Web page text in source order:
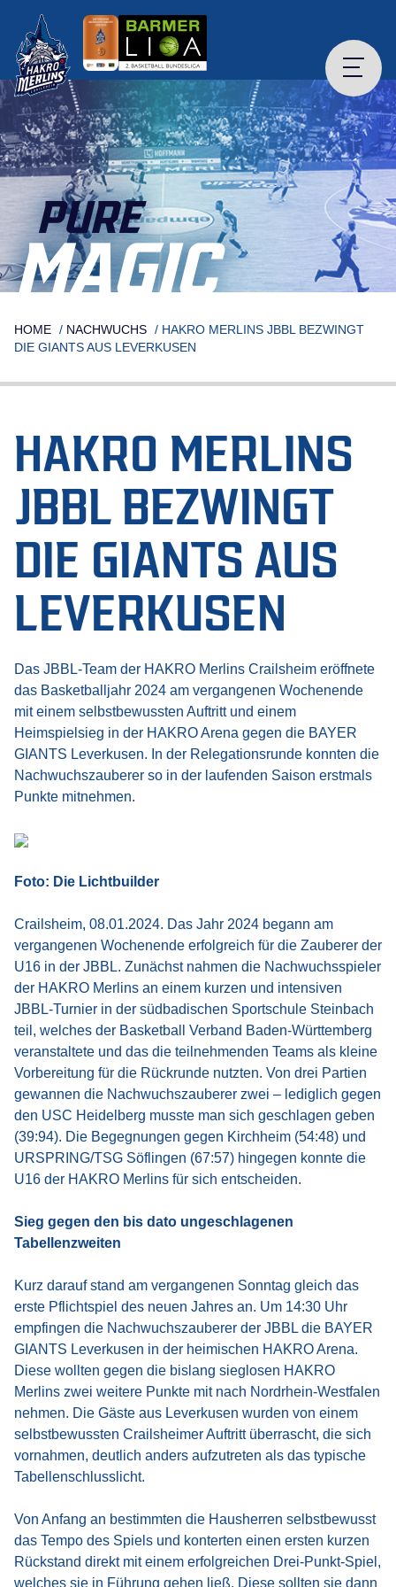
content
PURE
MAGIC
HOME / NACHWUCHS / HAKRO MERLINS JBBL BEZWINGT
DIE GIANTS AUS LEVERKUSEN
HAKRO MERLINS
JBBL BEZWINGT
DIE GIANTS AUS
LEVERKUSEN
Das JBBL-Team der HAKRO Merlins Crailsheim eröffnete
das Basketballjahr 2024 am vergangenen Wochenende
mit einem selbstbewussten Auftritt und einem
Heimspielsieg in der HAKRO Arena gegen die BAYER
GIANTS Leverkusen. In der Relegationsrunde konnten die
Nachwuchszauberer so in der laufenden Saison erstmals
Punkte mitnehmen.
Foto: Die Lichtbuilder
Crailsheim, 08.01.2024. Das Jahr 2024 begann am
vergangenen Wochenende erfolgreich für die Zauberer der
U16 in der JBBL. Zunächst nahmen die Nachwuchsspieler
der HAKRO Merlins an einem kurzen und intensiven
JBBL-Turnier in der südbadischen Sportschule Steinbach
teil, welches der Basketball Verband Baden-Württemberg
veranstaltete und das die teilnehmenden Teams als kleine
Vorbereitung für die Rückrunde nutzten. Von drei Partien
gewannen die Nachwuchszauberer zwei – lediglich gegen
den USC Heidelberg musste man sich geschlagen geben
(39:94). Die Begegnungen gegen Kirchheim (54:48) und
URSPRING/TSG Söflingen (67:57) hingegen konnte die
U16 der HAKRO Merlins für sich entscheiden.
Sieg gegen den bis dato ungeschlagenen
Tabellenzweiten
Kurz darauf stand am vergangenen Sonntag gleich das
erste Pflichtspiel des neuen Jahres an. Um 14:30 Uhr
empfingen die Nachwuchszauberer der JBBL die BAYER
GIANTS Leverkusen in der heimischen HAKRO Arena.
Diese wollten gegen die bislang sieglosen HAKRO
Merlins zwei weitere Punkte mit nach Nordrhein-Westfalen
nehmen. Die Gäste aus Leverkusen wurden von einem
selbstbewussten Crailsheimer Auftritt überrascht, die sich
vornahmen, deutlich anders aufzutreten als das typische
Tabellenschlusslicht.
Von Anfang an bestimmten die Hausherren selbstbewusst
das Tempo des Spiels und konterten einen ersten kurzen
Rückstand direkt mit einem erfolgreichen Drei-Punkt-Spiel,
welches sie in Führung gehen ließ. Diese sollten sie dann